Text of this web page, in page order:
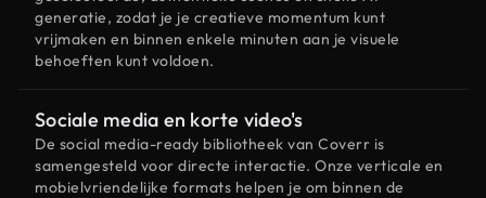
generatie, zodat je je creatieve momentum kunt
vrijmaken en binnen enkele minuten aan je visuele
behoeften kunt voldoen.
Sociale media en korte video's
De social media-ready bibliotheek van Coverr is
samengesteld voor directe interactie. Onze verticale en
mobielvriendelijke formats helpen je om binnen de